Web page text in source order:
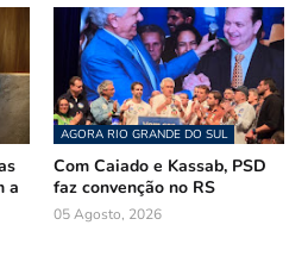
a
AGORA RIO GRANDE DO SUL
Com Caiado e Kassab, PSD
faz convenção no RS
05 Agosto, 2026